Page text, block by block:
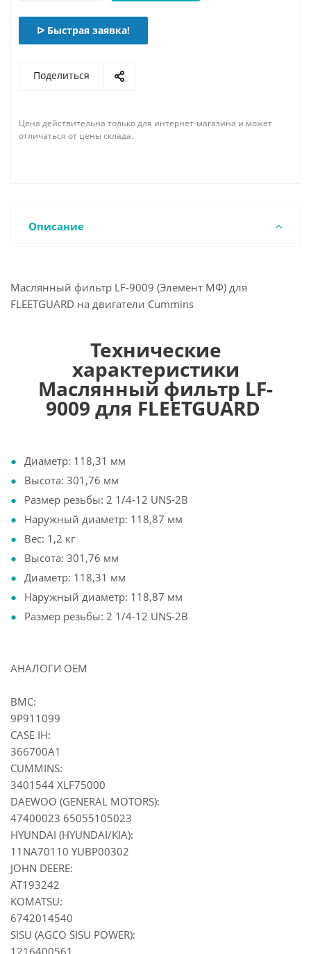
ᐅ Быстрая заявка!
Поделиться
Цена действительна только для интернет-магазина и может
отличаться от цены склада.
Описание
Маслянный фильтр LF-9009 (Элемент МФ) для
FLEETGUARD на двигатели Cummins
Технические
характеристики
Маслянный фильтр LF-
9009 для FLEETGUARD
Диаметр: 118,31 мм
Высота: 301,76 мм
Размер резьбы: 2 1/4-12 UNS-2B
Наружный диаметр: 118,87 мм
Вес: 1,2 кг
Высота: 301,76 мм
Диаметр: 118,31 мм
Наружный диаметр: 118,87 мм
Размер резьбы: 2 1/4-12 UNS-2B
АНАЛОГИ OEM
BMC:
9P911099
CASE IH:
366700A1
CUMMINS:
3401544 XLF75000
DAEWOO (GENERAL MOTORS):
47400023 65055105023
HYUNDAI (HYUNDAI/KIA):
11NA70110 YUBP00302
JOHN DEERE:
AT193242
KOMATSU:
6742014540
SISU (AGCO SISU POWER):
1216400561